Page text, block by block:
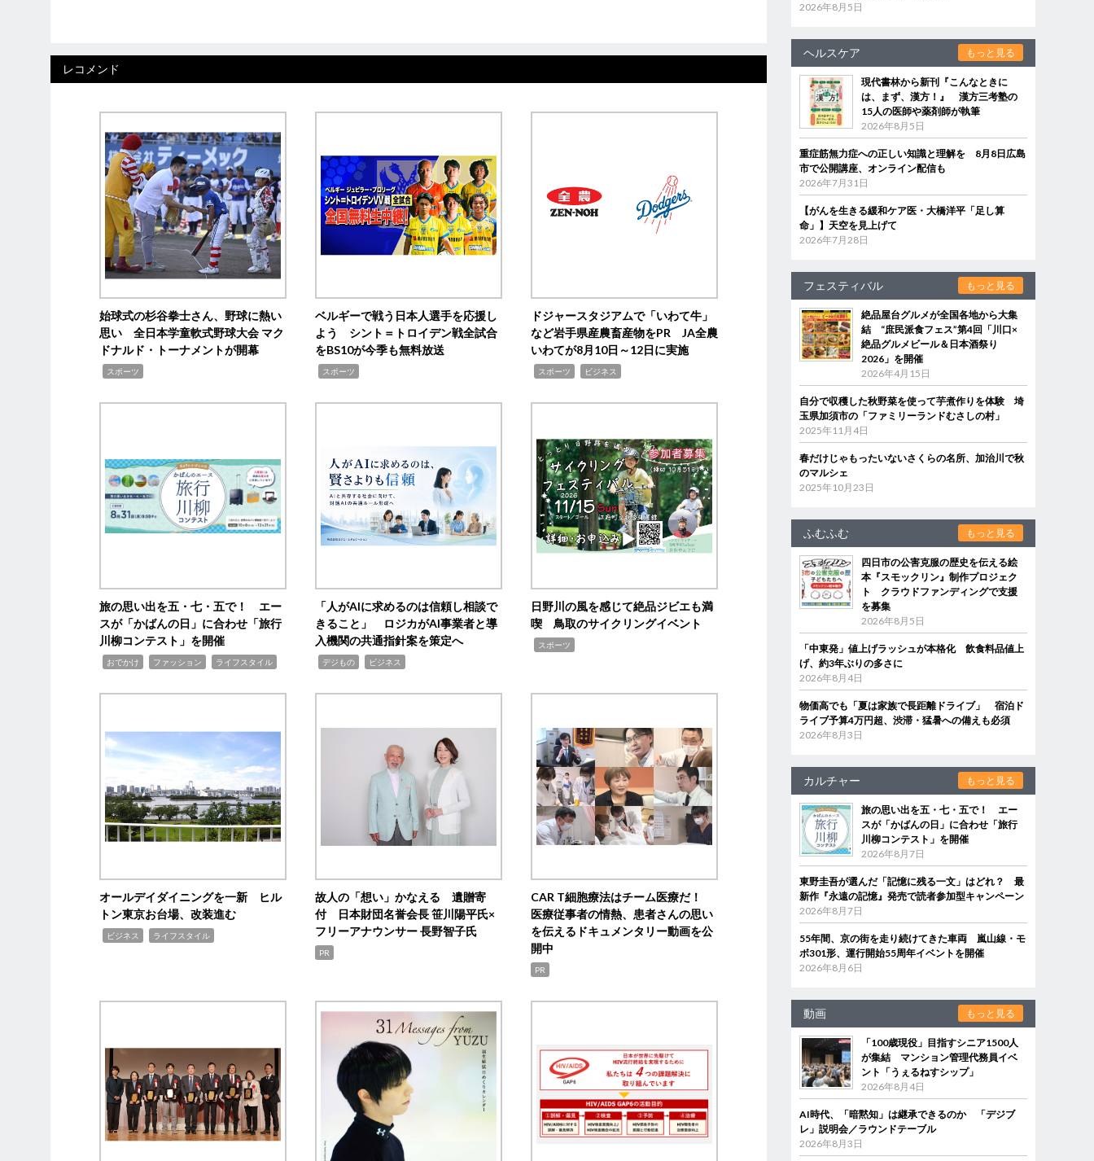
レコメンド
始球式の杉谷拳士さん、野球に熱い
思い 全日本学童軟式野球大会 マク
ドナルド・トーナメントが開幕
スポーツ
ベルギーで戦う日本人選手を応援し
よう シント＝トロイデン戦全試合
をBS10が今季も無料放送
スポーツ
ドジャースタジアムで「いわて牛」
など岩手県産農畜産物をPR JA全農
いわてが8月10日～12日に実施
スポーツ ビジネス
旅の思い出を五・七・五で！ エー
スが「かばんの日」に合わせ「旅行
川柳コンテスト」を開催
おでかけ ファッション ライフスタイル
「人がAIに求めるのは信頼し相談で
きること」 ロジカがAI事業者と導
入機関の共通指針案を策定へ
デジもの ビジネス
日野川の風を感じて絶品ジビエも満
喫 鳥取のサイクリングイベント
スポーツ
オールデイダイニングを一新 ヒル
トン東京お台場、改装進む
ビジネス ライフスタイル
故人の「想い」かなえる 遺贈寄
付 日本財団名誉会長 笹川陽平氏×
フリーアナウンサー 長野智子氏
PR
CAR T細胞療法はチーム医療だ！
医療従事者の情熱、患者さんの思い
を伝えるドキュメンタリー動画を公
開中
PR
2026年8月5日
ヘルスケア もっと見る
現代書林から新刊『こんなときに
は、まず、漢方！』 漢方三考塾の
15人の医師や薬剤師が執筆
2026年8月5日
重症筋無力症への正しい知識と理解を 8月8日広島
市で公開講座、オンライン配信も
2026年7月31日
【がんを生きる緩和ケア医・大橋洋平「足し算
命」】天空を見上げて
2026年7月28日
フェスティバル もっと見る
絶品屋台グルメが全国各地から大集
結 “庶民派食フェス”第4回「川口×
絶品グルメビール＆日本酒祭り
2026」を開催
2026年4月15日
自分で収穫した秋野菜を使って芋煮作りを体験 埼
玉県加須市の「ファミリーランドむさしの村」
2025年11月4日
春だけじゃもったいないさくらの名所、加治川で秋
のマルシェ
2025年10月23日
ふむふむ もっと見る
四日市の公害克服の歴史を伝える絵
本『スモックリン』制作プロジェク
ト クラウドファンディングで支援
を募集
2026年8月5日
「中東発」値上げラッシュが本格化 飲食料品値上
げ、約3年ぶりの多さに
2026年8月4日
物価高でも「夏は家族で長距離ドライブ」 宿泊ド
ライブ予算4万円超、渋滞・猛暑への備えも必須
2026年8月3日
カルチャー もっと見る
旅の思い出を五・七・五で！ エー
スが「かばんの日」に合わせ「旅行
川柳コンテスト」を開催
2026年8月7日
東野圭吾が選んだ「記憶に残る一文」はどれ？ 最
新作『永遠の記憶』発売で読者参加型キャンペーン
2026年8月7日
55年間、京の街を走り続けてきた車両 嵐山線・モ
ボ301形、運行開始55周年イベントを開催
2026年8月6日
動画 もっと見る
「100歳現役」目指すシニア1500人
が集結 マンション管理代務員イベ
ント「うぇるねすシップ」
2026年8月4日
AI時代、「暗黙知」は継承できるのか 「デジブ
レ」説明会／ラウンドテーブル
2026年8月3日